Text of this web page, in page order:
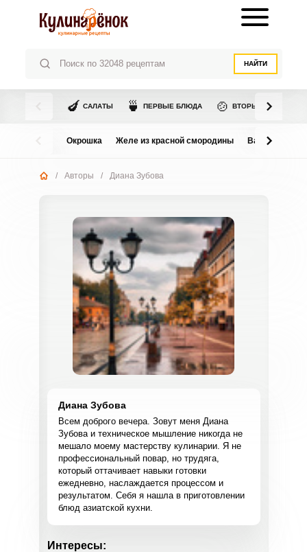
НАЙТИ
🍆 САЛАТЫ 🍵 ПЕРВЫЕ БЛЮДА 🍲 ВТОРЫЕ БЛЮДА
Окрошка Желе из красной смородины Варенье из
/ Авторы / Диана Зубова
Диана Зубова
Всем доброго вечера. Зовут меня Диана
Зубова и техническое мышление никогда не
мешало моему мастерству кулинарии. Я не
профессиональный повар, но трудяга,
который оттачивает навыки готовки
ежедневно, наслаждается процессом и
результатом. Себя я нашла в приготовлении
блюд азиатской кухни.
Интересы: